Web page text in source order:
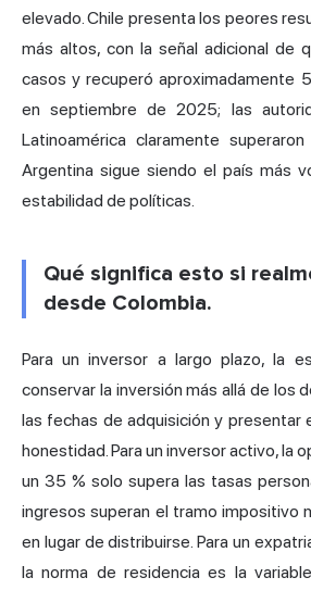
elevado. Chile presenta los peores
más altos, con la señal adicional de
casos y recuperó aproximadamente
en septiembre de 2025; las
Latinoamérica claramente
Argentina sigue siendo el país más
estabilidad de políticas.
Qué significa esto si
desde Colombia.
Para un inversor a largo plazo, la
conservar la inversión más allá de los
las fechas de adquisición y presentar
honestidad. Para un inversor activo, la
un 35 % solo supera las tasas
ingresos superan el tramo impositivo
en lugar de distribuirse. Para un
la norma de residencia es la